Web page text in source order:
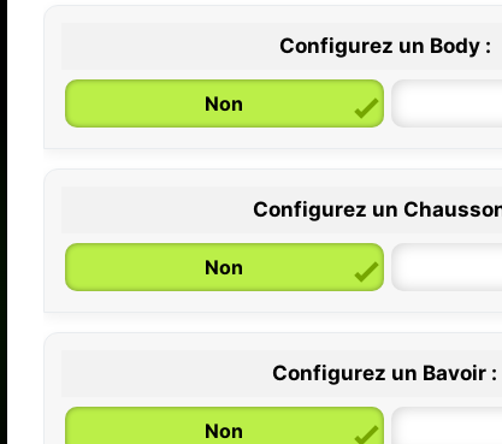
Configurez un Body :
Non
6 / 12 mois
Configurez un
Non
Configurez un Bavoir :
Non